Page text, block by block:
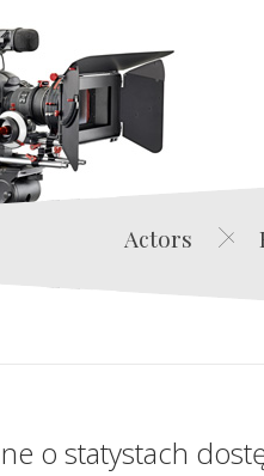
Actors
o statystach